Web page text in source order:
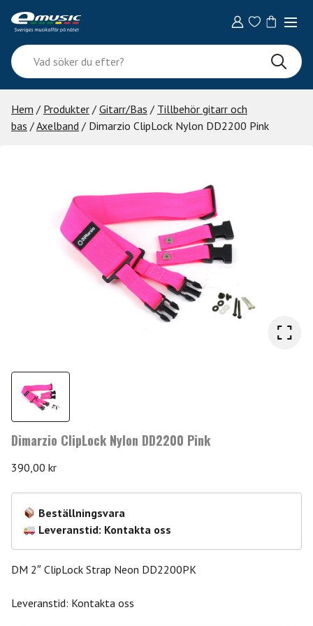
content
Vad
söker
du
efter?
Hem / Produkter / Gitarr/Bas / Tillbehör gitarr och
bas /Axelband / Dimarzio ClipLock Nylon DD2200 Pink
Dimarzio ClipLock Nylon DD2200 Pink
390,00 kr
Beställningsvara
Leveranstid: Kontakta oss
DM 2″ ClipLock Strap Neon DD2200PK
Leveranstid: Kontakta oss